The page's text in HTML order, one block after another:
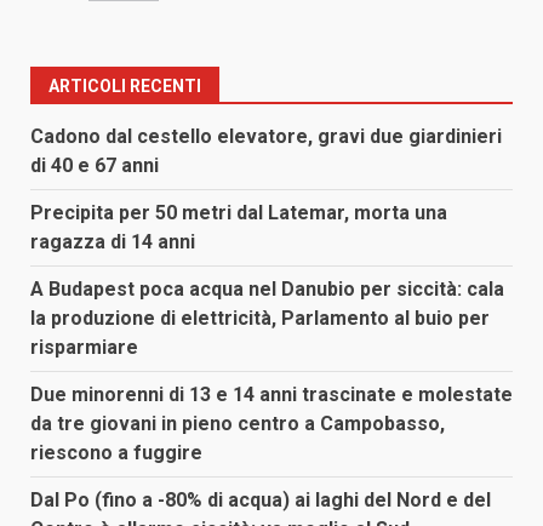
ARTICOLI RECENTI
Cadono dal cestello elevatore, gravi due giardinieri
di 40 e 67 anni
Precipita per 50 metri dal Latemar, morta una
ragazza di 14 anni
A Budapest poca acqua nel Danubio per siccità: cala
la produzione di elettricità, Parlamento al buio per
risparmiare
Due minorenni di 13 e 14 anni trascinate e molestate
da tre giovani in pieno centro a Campobasso,
riescono a fuggire
Dal Po (fino a -80% di acqua) ai laghi del Nord e del